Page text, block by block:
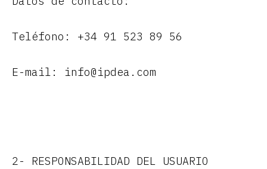
Teléfono: +34 91 523 89 56
E-mail: info@ipdea.com
2- RESPONSABILIDAD DEL USUARIO